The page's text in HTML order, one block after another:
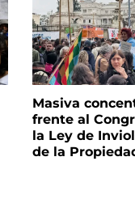
Masiva
frente al
la Ley de
de la